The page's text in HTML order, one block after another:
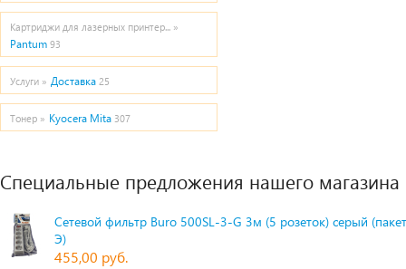
Картриджи для лазерных принтер... »
Pantum 93
Услуги » Доставка 25
Тонер » Kyocera Mita 307
Специальные предложения нашего магазина
Сетевой фильтр Buro 500SL-3-G 3м (5 розеток) серый
Э)
455,00 руб.